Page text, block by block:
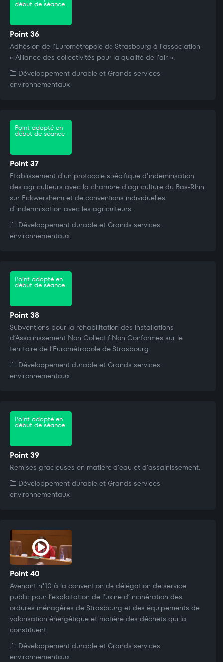
début de séance
Point 36
Adhésion de l’Eurométropole de Strasbourg à l’association
« Alliance des collectivités pour la qualité de l’air ».
Développement durable et Grands services
environnementaux
Point adopté en
début de séance
Point 37
Etablissement d'un protocole spécifique d'indemnisation
des agriculteurs avec la chambre d'agriculture du Bas-Rhin
sur Eckwersheim et de conventions individuelles
d'indemnisation avec les agriculteurs.
Développement durable et Grands services
environnementaux
Point adopté en
début de séance
Point 38
Subventions pour la réhabilitation des installations
d’Assainissement Non Collectif Non Conformes sur le
territoire de l’Eurométropole de Strasbourg.
Développement durable et Grands services
environnementaux
Point adopté en
début de séance
Point 39
Remises gracieuses en matière d'eau et d'assainissement.
Développement durable et Grands services
environnementaux
Point 40
Avenant n°10 à la convention de délégation de service
public pour l’exploitation de l’usine d’incinération des
ordures ménagères de Strasbourg et des équipements de
valorisation énergétique et matière des déchets qui la
constituent.
Développement durable et Grands services
environnementaux